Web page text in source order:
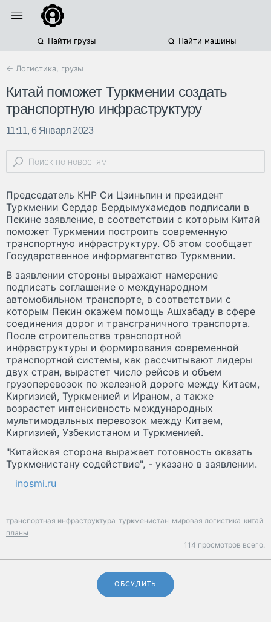
Найти грузы Найти машины
← Логистика, грузы
Китай поможет Туркмении создать
транспортную инфраструктуру
11:11, 6 Января 2023
Председатель КНР Си Цзиньпин и президент
Туркмении Сердар Бердымухамедов подписали в
Пекине заявление, в соответствии с которым Китай
поможет Туркмении построить современную
транспортную инфраструктуру. Об этом сообщает
Государственное информагентство Туркмении.
В заявлении стороны выражают намерение
подписать соглашение о международном
автомобильном транспорте, в соответствии с
которым Пекин окажем помощь Ашхабаду в сфере
соединения дорог и трансграничного транспорта.
После строительства транспортной
инфраструктуры и формирования современной
транспортной системы, как рассчитывают лидеры
двух стран, вырастет число рейсов и объем
грузоперевозок по железной дороге между Китаем,
Киргизией, Туркменией и Ираном, а также
возрастет интенсивность международных
мультимодальных перевозок между Китаем,
Киргизией, Узбекистаном и Туркменией.
"Китайская сторона выражает готовность оказать
Туркменистану содействие", - указано в заявлении.
inosmi.ru
транспортная инфраструктура туркменистан мировая логистика китай
планы
114 просмотров всего.
ОБСУДИТЬ